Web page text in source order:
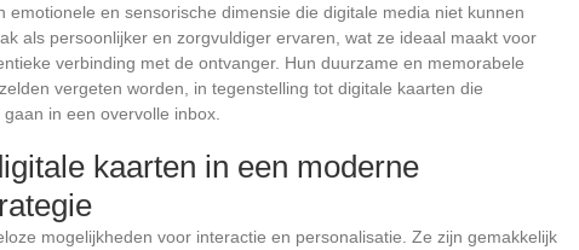
emotionele en sensorische dimensie die digitale media niet kunnen
als persoonlijker en zorgvuldiger ervaren, wat ze ideaal maakt voor
verbinding met de ontvanger. Hun duurzame en memorabele
vergeten worden, in tegenstelling tot digitale kaarten die
in een overvolle inbox.
kaarten in een moderne
mogelijkheden voor interactie en personalisatie. Ze zijn gemakkelijk